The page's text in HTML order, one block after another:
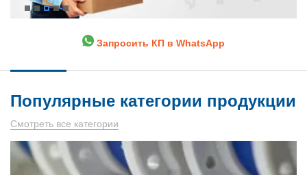
Запросить КП в WhatsApp
Популярные категории продукции
Смотреть все категории